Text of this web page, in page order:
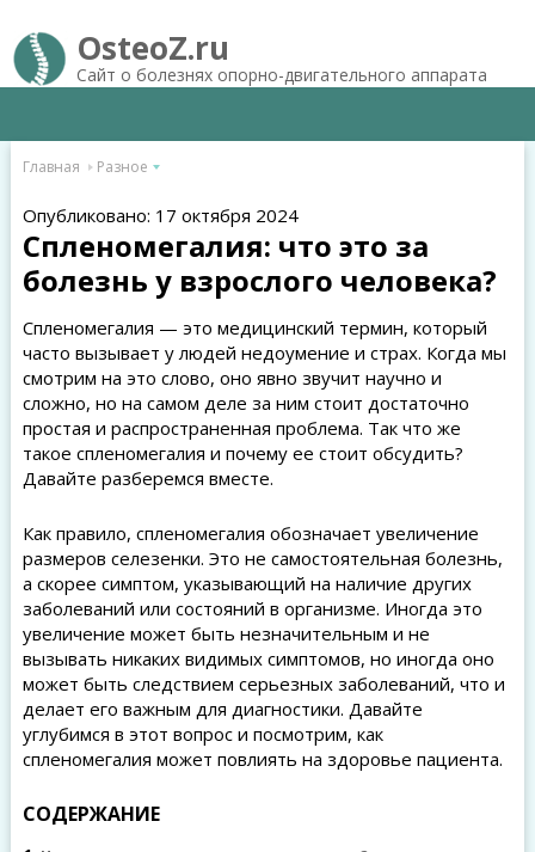
OsteoZ.ru
Сайт о болезнях опорно-двигательного аппарата
Главная Разное
Опубликовано: 17 октября 2024
Спленомегалия: что это за
болезнь у взрослого человека?
Спленомегалия — это медицинский термин, который
часто вызывает у людей недоумение и страх. Когда мы
смотрим на это слово, оно явно звучит научно и
сложно, но на самом деле за ним стоит достаточно
простая и распространенная проблема. Так что же
такое спленомегалия и почему ее стоит обсудить?
Давайте разберемся вместе.
Как правило, спленомегалия обозначает увеличение
размеров селезенки. Это не самостоятельная болезнь,
а скорее симптом, указывающий на наличие других
заболеваний или состояний в организме. Иногда это
увеличение может быть незначительным и не
вызывать никаких видимых симптомов, но иногда оно
может быть следствием серьезных заболеваний, что и
делает его важным для диагностики. Давайте
углубимся в этот вопрос и посмотрим, как
спленомегалия может повлиять на здоровье пациента.
СОДЕРЖАНИЕ